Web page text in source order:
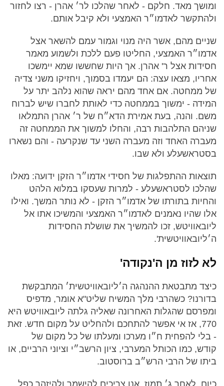
ומושך מאד. חלקם - לאחר שהלכו לר׳ אהרן - רצו לחזור
ולהתקשר לאדמו״ר האמצעי ולא קיבל אותם.
שניים מהם, אשר היה מנוי וגמור עמם להשאר אצל
אדמו״ר האמצעי, החליטו פעם ללכת ולשמוע מאמר
חסידות אצל ר' אהרן. אך היות שחששו שמא יימשכו
אחריו, מצאו עצה: הם יעמדו בסמוך, ויחזיקו משני צדיה
של ממחטה. אם אחד מהם יראה שהוא נלהב יתר על
המידה - ימשוך בממחטה כדי לאותת לחברו שיש לברוח
משם. והנה, בעת אמירת הדא״ח של ר׳ אהרן התמלאו
שניהם התלהבות רבה, והחלו למשוך את הממחטה זה
מעברה האחד וזה מעברה השני עד שנקרעה - והם נשארו
בסטראשעלע ולא שבו.
תוצאות ההתפלגות של חסידי אדמו״ר הזקן ידועה: מאלו
שהלכו לסטראשעלע - למרות שעסקו במלוא הלהט
והחיות בתורתו של אדמו״ר הזקן - לא נותר המשך. ואילו
אלו שהיו נאמנים לאדמו״ר האמצעי והמשיכו אתו אל
ליובאוויטש, זכו להמשיך את שושלת החסידות
ה׳ליובאוויטשית'.
לא לזוז מן ה'נקודה'
כיצד מתבטאת ההנהגה ה׳ליובאוויטשית׳ המתבקשת
בדורנו? כשהרבי מלך המשיח שליט"א אומר, מדפיס
ומפרסם שהגלות האחרונה שאליה גלתה ליובאוויטש היא
770, אז אי אפשר להתחכם ולהחליט על מקום חדש. זאת
- בלי להפחית ח״ו מערכו ומעלתו של כל מקום של
קודש, כמו הכותל המערבי, ציון הרשב״י וציוני הרביים, או
ביתו של הרבי הרש״ב ברוסטוב.
כיום, לאחר ג׳ תמוז, אנו צריכים להישמר ולהיזהר כפל